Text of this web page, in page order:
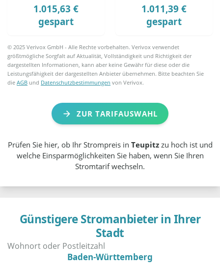
1.015,63 €
gespart
1.011,39 €
gespart
© 2025 Verivox GmbH - Alle Rechte vorbehalten. Verivox verwendet
größtmögliche Sorgfalt auf Aktualität, Vollständigkeit und Richtigkeit der
dargestellten Informationen, kann aber keine Gewähr für diese oder die
Leistungsfähigkeit der dargestellten Anbieter übernehmen. Bitte beachten Sie
dieAGB und Datenschutzbestimmungen von Verivox.
ZUR TARIFAUSWAHL
Prüfen Sie hier, ob Ihr Strompreis in Teupitzzu hoch ist und
welche Einsparmöglichkeiten Sie haben, wenn Sie Ihren
Stromtarif wechseln.
Günstigere Stromanbieter in Ihrer
Stadt
Baden-Württemberg